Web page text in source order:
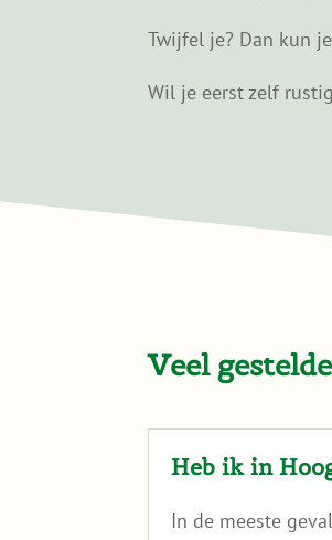
Twijfel je? Dan kun
Wil je eerst zelf
Veel
Heb ik in
In de meeste